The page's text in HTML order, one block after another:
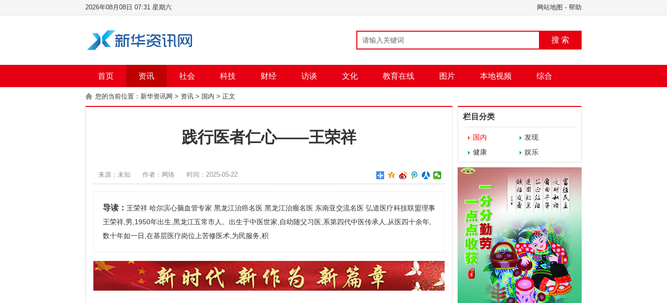
网站地图 - 帮助
2026年08月08日 07:31 星期六
搜 索
首页 资讯 社会 科技 财经 访谈 文化 教育在线 图片 本地视频 综合
您的当前位置： 新华资讯网 > 资讯 > 国内 > 正文
践行医者仁心——王荣祥
来源：未知 作者：网络 时间：2025-05-22
导读： 王荣祥 哈尔滨心脑血管专家 黑龙江治癌名医 黑龙江治瘤名医 东南亚交流名医 弘道医疗科技联盟理事
王荣祥,男,1950年出生,黑龙江五常市人。出生于中医世家,自幼随父习医,系第四代中医传承人,从医四十余年,
数十年如一日,在基层医疗岗位上苦修医术,为民服务,积
栏目分类
国内
发现
健康
娱乐